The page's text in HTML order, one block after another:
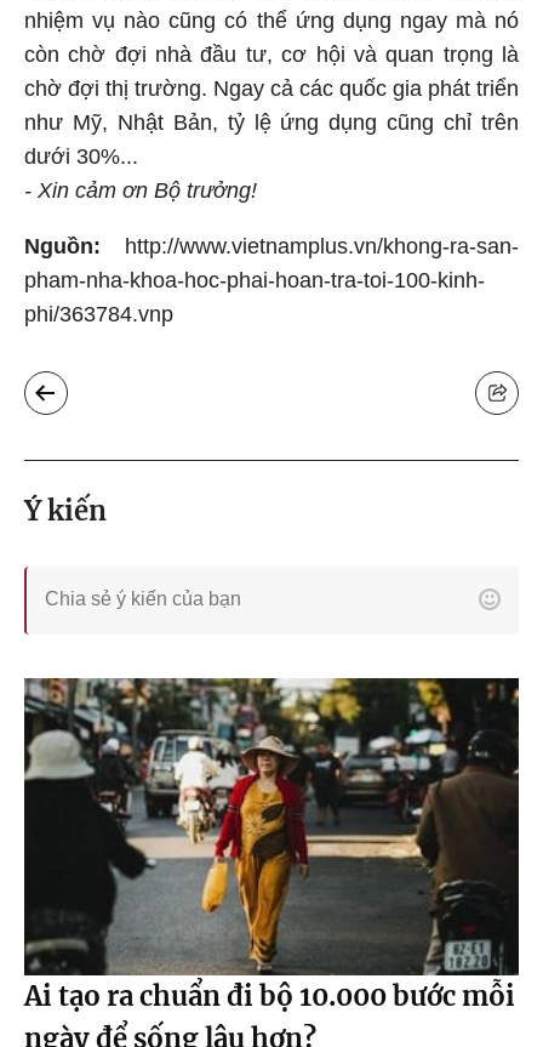
nhiệm vụ nào cũng có thể ứng dụng ngay mà nó
còn chờ đợi nhà đầu tư, cơ hội và quan trọng là
chờ đợi thị trường. Ngay cả các quốc gia phát triển
như Mỹ, Nhật Bản, tỷ lệ ứng dụng cũng chỉ trên
dưới 30%...
- Xin cảm ơn Bộ trưởng!
Nguồn: http://www.vietnamplus.vn/khong-ra-san-
pham-nha-khoa-hoc-phai-hoan-tra-toi-100-kinh-
phi/363784.vnp
Ý kiến
Ai tạo ra chuẩn đi bộ 10.000 bước mỗi
ngày để sống lâu hơn?